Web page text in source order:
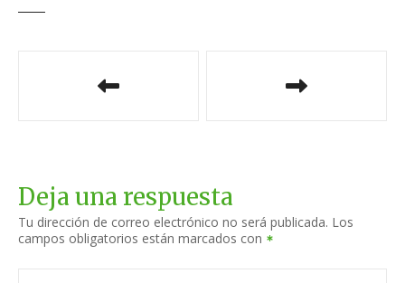
g
a
Deja una respuesta
Tu dirección de correo electrónico no será publicada. Los
campos obligatorios están marcados con